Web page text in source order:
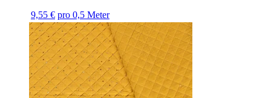
9,55 € pro 0,5 Meter